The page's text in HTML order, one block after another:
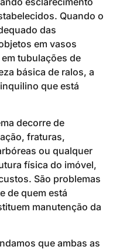
Quando o
das
em vasos
tubulações de
básica de ralos, a
que está
decorre de
fraturas,
ou qualquer
física do imóvel,
São problemas
de quem está
manutenção da
que ambas as